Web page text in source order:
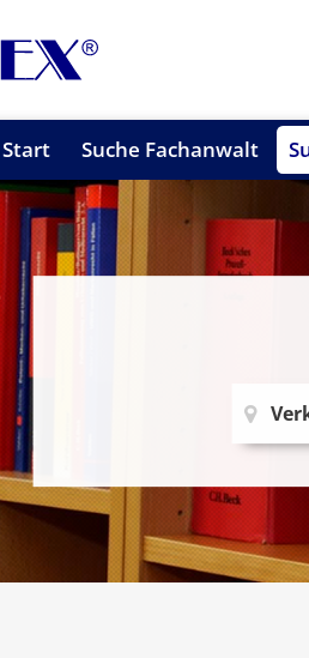
Start Suche Fachanwalt